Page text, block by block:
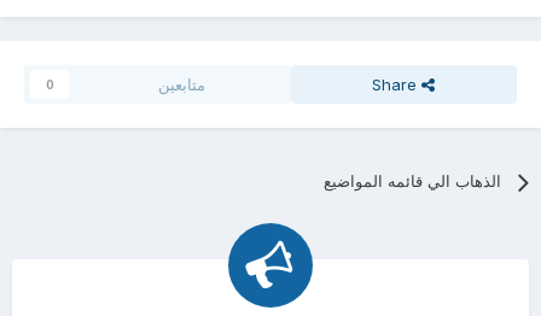
Share متابعين 0
الذهاب الي قائمه المواضيع